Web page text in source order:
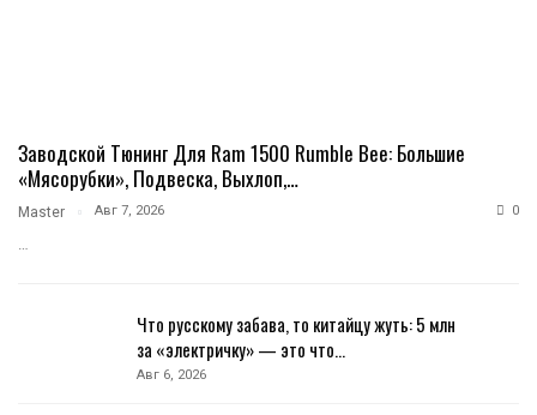
Заводской Тюнинг Для Ram 1500 Rumble Bee: Большие
«мясорубки», Подвеска, Выхлоп,…
Master Авг 7, 2026 0
…
Что русскому забава, то китайцу жуть: 5 млн
за «электричку» — это что…
Авг 6, 2026